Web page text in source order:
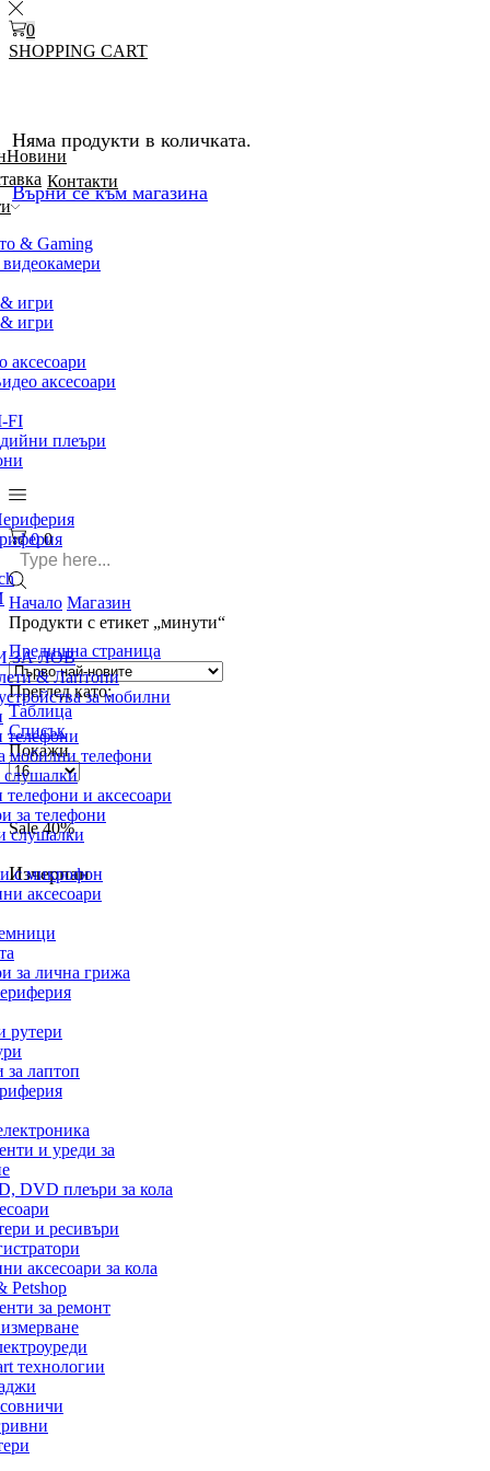
Новини
Контакти
& Gaming
игри
игри
аксесоари
аксесоари
FI
плеъри
ЗА ЛОВ
& Лаптопи
за мобилни
мобилни телефони
слушалки
и аксесоари
за телефони
слушалки
с микрофон
аксесоари
за лична грижа
рутери
за лаптоп
и уреди за
DVD плеъри за кола
и ресивъри
аксесоари за кола
Petshop
за ремонт
технологии
00
0
SHOPPING CART
Няма продукти в количката.
Върни се към магазина
Search
input
Начало Магазин
Продукти с етикет „минути“
Предишна страница
Преглед като:
Таблица
Списък
Покажи
Брой
продукти
на
страница
Sale40%
Изчерпан